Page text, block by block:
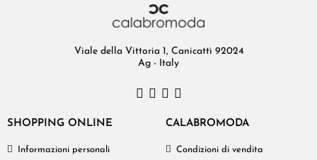
Viale della Vittoria 1, Canicattì 92024
Ag - Italy
SHOPPING ONLINE
Informazioni personali
CALABROMODA
Condizioni di vendita